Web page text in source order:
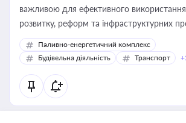
важливою для ефективного використання
розвитку, реформ та інфраструктурних
Паливно-енергетичний комплекс
Будівельна діяльність
Транспорт